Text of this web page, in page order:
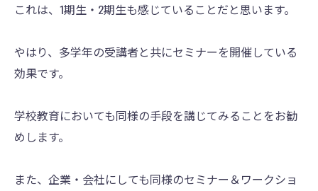
これは、1期生・2期生も感じていることだと思います。
やはり、多学年の受講者と共にセミナーを開催している
効果です。
学校教育においても同様の手段を講じてみることをお勧
めします。
また、企業・会社にしても同様のセミナー＆ワークショ